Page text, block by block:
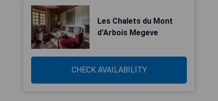
Les Chalets du Mont
d'Arbois Megeve
CHECK AVAILABILITY